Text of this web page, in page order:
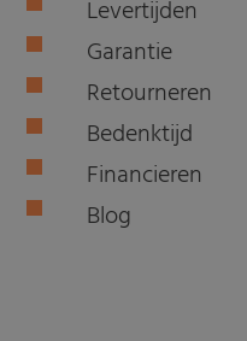
Levertijden
Garantie
Retourneren
Bedenktijd
Financieren
Blog